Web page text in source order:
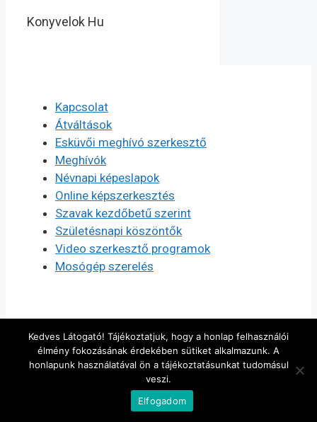
Konyvelok Hu
Kapcsolat
Átváltások
Esküvői meghívó szerkesztő
Meghívók
Névnapi képeslapok
Online képszerkesztés
Szavak kezdőbetű szerint
Születésnapi köszöntők
Video szerkesztő programok
Mosógép szerelés
© 2026 Szerkesztés, készítés
Kedves Látogató! Tájékoztatjuk, hogy a honlap felhasználói
élmény fokozásának érdekében sütiket alkalmazunk. A
honlapunk használatával ön a tájékoztatásunkat tudomásul
veszi.
Elfogadom